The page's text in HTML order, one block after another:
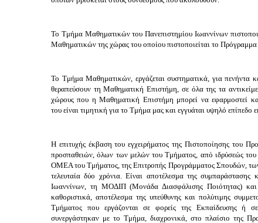
Το Τμήμα Μαθηματικών του Πανεπιστημίου Ιωαννίνων
Μαθηματικών της χώρας του οποίου πιστοποιείται το
Το Τμήμα Μαθηματικών, εργάζεται συστηματικά, για πενήντα
θεραπεύσουν τη Μαθηματική Επιστήμη, σε όλα της τα
χώρους που η Μαθηματική Επιστήμη μπορεί να εφαρμοστεί
του είναι τιμητική για το Τμήμα μας και εγγυάται υψηλό
Η επιτυχής έκβαση του εγχειρήματος της Πιστοποίησης του
προσπαθειών, όλων των μελών του Τμήματος, από ιδρύσεώς του
ΟΜΕΑ του Τμήματος, της Επιτροπής Προγράμματος Σπουδών,
τελευταία δύο χρόνια. Είναι αποτέλεσμα της
Ιωαννίνων, τη ΜΟΔΙΠ (Μονάδα Διασφάλισης Ποιότητας)
καθοριστικά, αποτέλεσμα της υπεύθυνης και πολύτιμης
Τμήματος που εργάζονται σε φορείς της Εκπαίδευσης ή
συνεργάστηκαν με το Τμήμα, διαχρονικά, στο πλαίσιο της